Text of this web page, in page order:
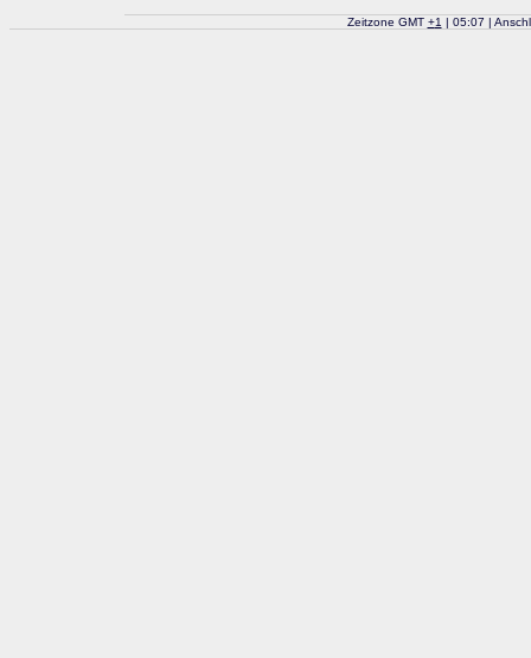
Zeitzone GMT +1 | 05:07 |